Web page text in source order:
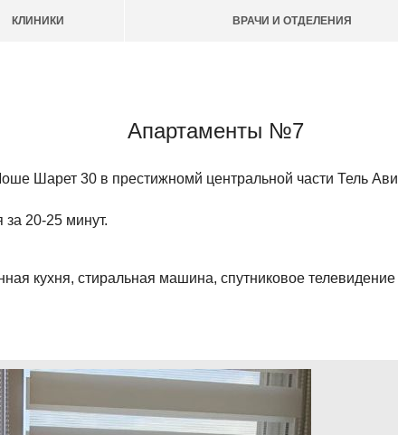
КЛИНИКИ ВРАЧИ И ОТДЕЛЕНИЯ
Апартаменты №7
Шарет 30 в престижномй центральной части Тель
20-25 минут.
кухня, стиральная машина, спутниковое телевидение